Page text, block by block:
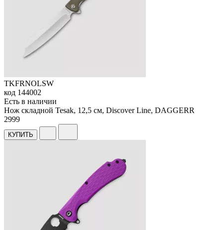
TKFRNOLSW
код 144002
Есть в наличии
Нож складной Tesak, 12,5 см, Discover Line, DAGGERR
2999
КУПИТЬ